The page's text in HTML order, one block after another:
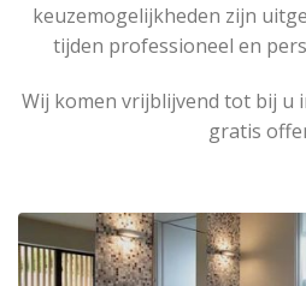
keuzemogelijkheden zijn
tijden professioneel en
Wij komen vrijblijvend tot bij u
gratis